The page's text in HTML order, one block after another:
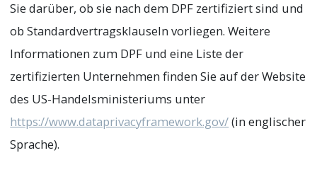
Sie darüber, ob sie nach dem DPF zertifiziert sind und
ob Standardvertragsklauseln vorliegen. Weitere
Informationen zum DPF und eine Liste der
zertifizierten Unternehmen finden Sie auf der Website
des US-Handelsministeriums unter
https://www.dataprivacyframework.gov/(in englischer
Sprache).